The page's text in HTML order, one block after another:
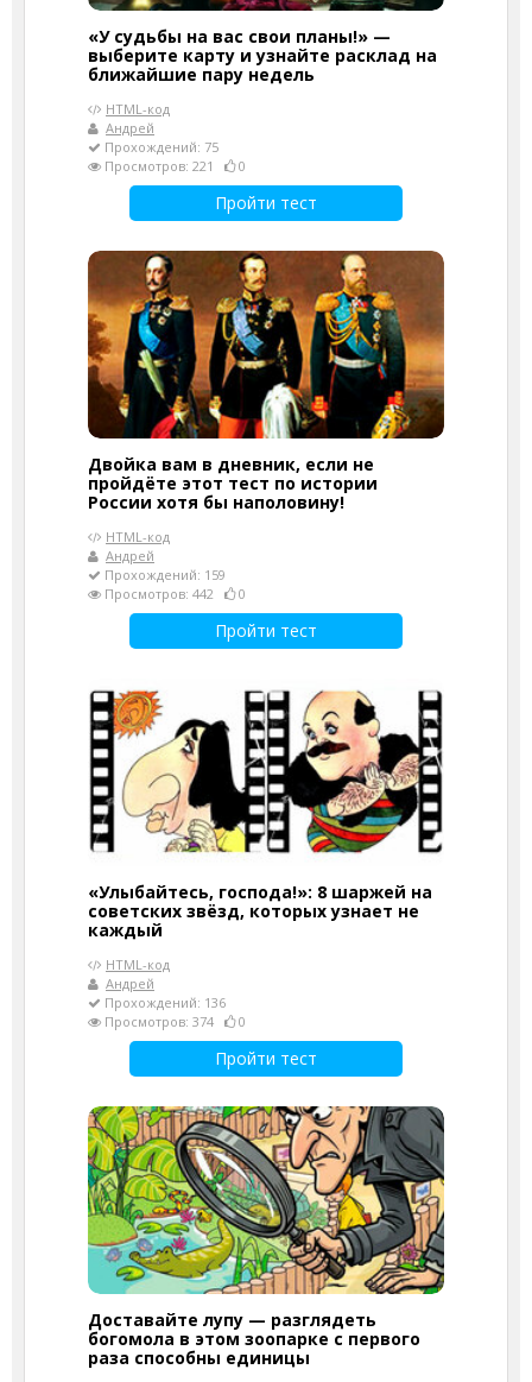
«У судьбы на вас свои планы!» —
выберите карту и узнайте расклад на
ближайшие пару недель
HTML-код
Андрей
Прохождений: 75
Просмотров: 221
0
Пройти тест
Двойка вам в дневник, если не
пройдёте этот тест по истории
России хотя бы наполовину!
HTML-код
Андрей
Прохождений: 159
Просмотров: 442
0
Пройти тест
«Улыбайтесь, господа!»: 8 шаржей на
советских звёзд, которых узнает не
каждый
HTML-код
Андрей
Прохождений: 136
Просмотров: 374
0
Пройти тест
Доставайте лупу — разглядеть
богомола в этом зоопарке с первого
раза способны единицы